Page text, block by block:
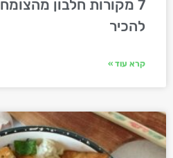
7 מקורות חלבון
להכיר
קרא עוד »